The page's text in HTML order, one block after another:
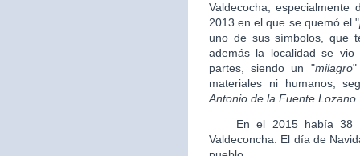
Valdecocha,
2013 en el que se quemó el "
uno de sus símbolos, que
además la localidad se
partes, siendo un "milagro"
materiales ni humanos,
Antonio de la Fuente Lozano.
En el 2015 había 38
Valdeconcha. El día de